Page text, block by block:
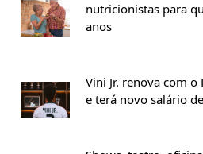
nutricionistas para
anos
Vini Jr. renova com
e terá novo salário